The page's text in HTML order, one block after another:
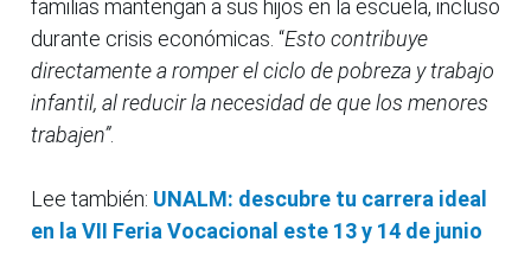
familias mantengan a sus hijos en la escuela, incluso
durante crisis económicas. “Esto contribuye
directamente a romper el ciclo de pobreza y trabajo
infantil, al reducir la necesidad de que los menores
trabajen”.
Lee también: UNALM: descubre tu carrera ideal
en la VII Feria Vocacional este 13 y 14 de junio